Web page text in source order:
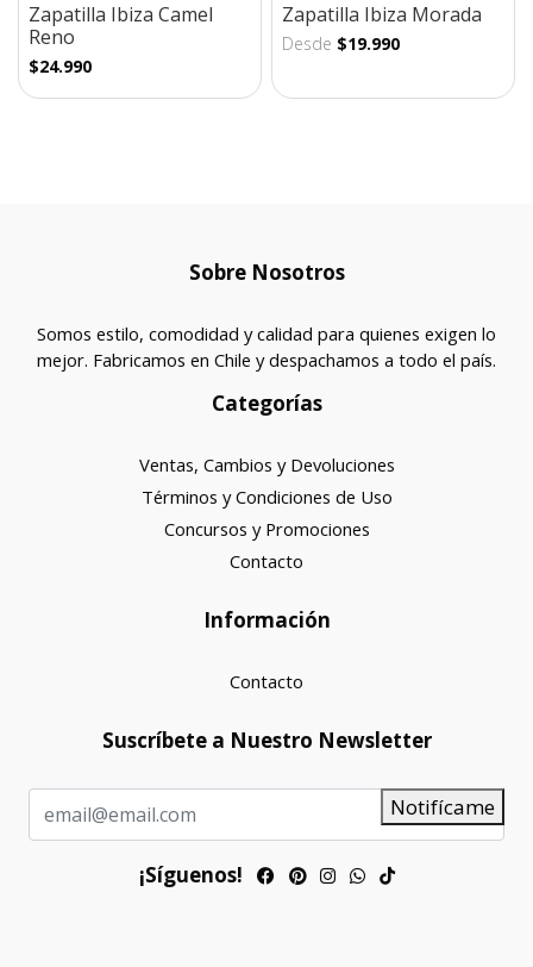
Zapatilla Ibiza Camel
Reno
$24.990
Zapatilla Ibiza Morada
Desde $19.990
Sobre Nosotros
Somos estilo, comodidad y calidad para quienes exigen lo
mejor. Fabricamos en Chile y despachamos a todo el país.
Categorías
Ventas, Cambios y Devoluciones
Términos y Condiciones de Uso
Concursos y Promociones
Contacto
Información
Contacto
Suscríbete a Nuestro Newsletter
Notifícame
¡Síguenos!